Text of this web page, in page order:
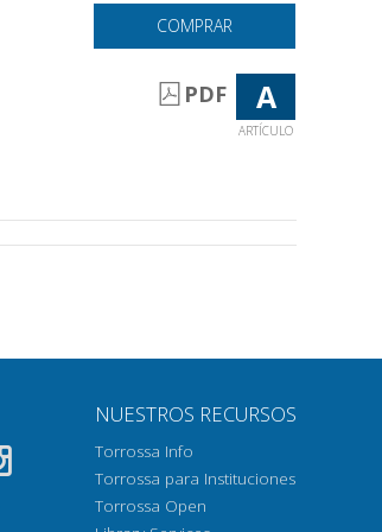
COMPRAR
PDF A
ARTÍCULO
NUESTROS RECURSOS
Torrossa Info
Torrossa para Instituciones
Torrossa Open